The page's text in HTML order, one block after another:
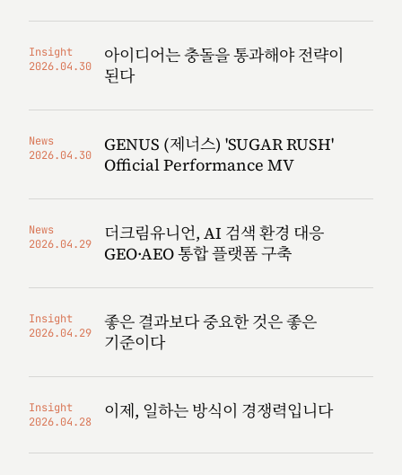
Insight
2026.04.30
아이디어는 충돌을 통과해야 전략이
된다
News
2026.04.30
GENUS (제너스) 'SUGAR RUSH'
Official Performance MV
News
2026.04.29
더크림유니언, AI 검색 환경 대응
GEO·AEO 통합 플랫폼 구축
Insight
2026.04.29
좋은 결과보다 중요한 것은 좋은
기준이다
Insight
2026.04.28
이제, 일하는 방식이 경쟁력입니다